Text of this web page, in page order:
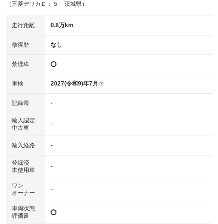
（三菱デリカＤ：５ 茨城県）
走行距離 0.8万km
修復歴 なし
禁煙車
車検 2027(令和9)年7月 ?
記録簿 -
輸入認定
中古車
-
輸入経路 -
登録済
未使用車
-
ワン
オーナー
-
車両状態
評価書